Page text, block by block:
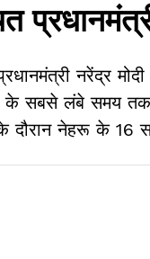
नरेंद्र
सबसे लंबे समय तक
के दौरान नेहरू के